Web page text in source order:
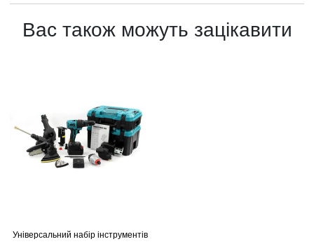
Вас також можуть зацікавити
Універсальний набір інструментів